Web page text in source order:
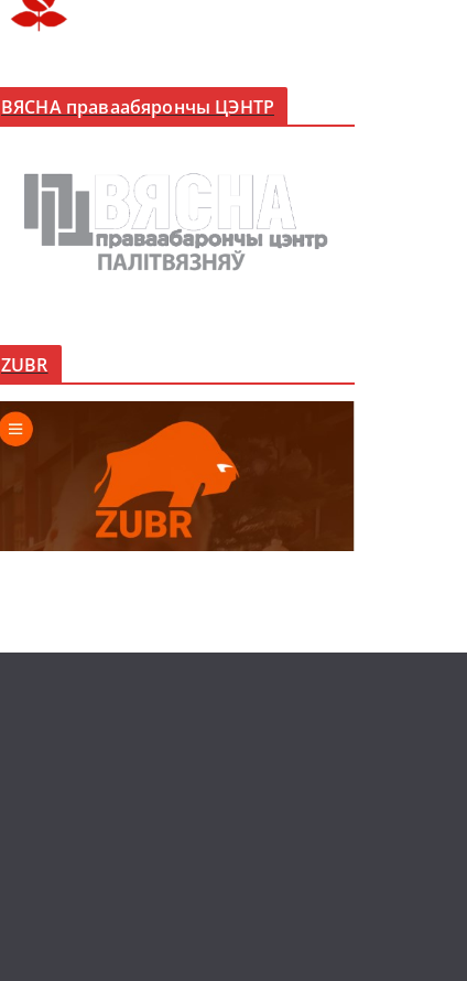
ВЯСНА праваабярончы ЦЭНТР
ZUBR